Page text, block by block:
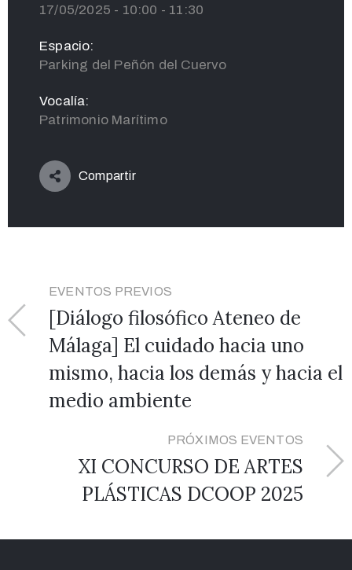
17/05/2025 - 10:00 - 11:30
Espacio:
Parking del Peñón del Cuervo
Vocalía:
Patrimonio Marítimo
Compartir
EVENTOS PREVIOS
[Diálogo filosófico Ateneo de
Málaga] El cuidado hacia uno
mismo, hacia los demás y hacia el
medio ambiente
PRÓXIMOS EVENTOS
XI CONCURSO DE ARTES
PLÁSTICAS DCOOP 2025